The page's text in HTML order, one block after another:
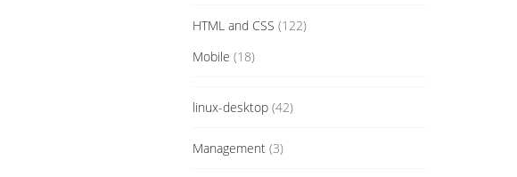
HTML and CSS (122)
Mobile (18)
linux-desktop(42)
Management(3)